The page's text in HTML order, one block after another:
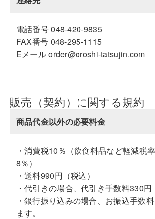
電話番号 048-420-9835
FAX番号 048-295-1115
Eメール order@oroshi-tatsujin.com
販売（契約）に関する規約
商品代金以外の必要料金
・消費税10％（飲食料品など軽減税
8％）
・送料990円（税込）
・代引きの場合、代引き手数料330円
・銀行振り込みの場合、お振込手数
ます。